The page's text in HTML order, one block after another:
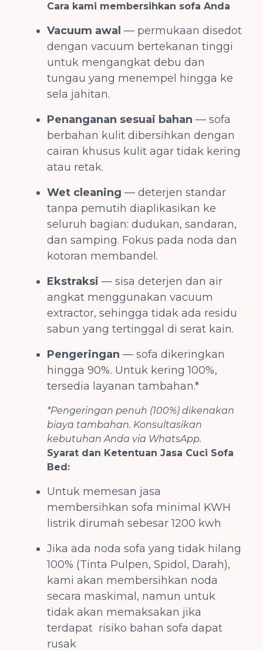
Cara kami membersihkan sofa Anda
Vacuum awal — permukaan disedot
dengan vacuum bertekanan tinggi
untuk mengangkat debu dan
tungau yang menempel hingga ke
sela jahitan.
Penanganan sesuai bahan — sofa
berbahan kulit dibersihkan dengan
cairan khusus kulit agar tidak kering
atau retak.
Wet cleaning — deterjen standar
tanpa pemutih diaplikasikan ke
seluruh bagian: dudukan, sandaran,
dan samping. Fokus pada noda dan
kotoran membandel.
Ekstraksi — sisa deterjen dan air
angkat menggunakan vacuum
extractor, sehingga tidak ada residu
sabun yang tertinggal di serat kain.
Pengeringan — sofa dikeringkan
hingga 90%. Untuk kering 100%,
tersedia layanan tambahan.*
*Pengeringan penuh (100%) dikenakan
biaya tambahan. Konsultasikan
kebutuhan Anda via WhatsApp.
Syarat dan Ketentuan Jasa Cuci Sofa
Bed:
Untuk memesan jasa
membersihkan sofa minimal KWH
listrik dirumah sebesar 1200 kwh
Jika ada noda sofa yang tidak hilang
100% (Tinta Pulpen, Spidol, Darah),
kami akan membersihkan noda
secara maskimal, namun untuk
tidak akan memaksakan jika
terdapat risiko bahan sofa dapat
rusak